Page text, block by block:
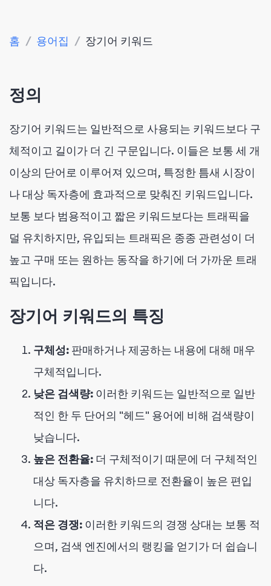
홈 / 용어집 / 장기어 키워드
정의
장기어 키워드는 일반적으로 사용되는 키워드보다 구
체적이고 길이가 더 긴 구문입니다. 이들은 보통 세 개
이상의 단어로 이루어져 있으며, 특정한 틈새 시장이
나 대상 독자층에 효과적으로 맞춰진 키워드입니다.
보통 보다 범용적이고 짧은 키워드보다는 트래픽을
덜 유치하지만, 유입되는 트래픽은 종종 관련성이 더
높고 구매 또는 원하는 동작을 하기에 더 가까운 트래
픽입니다.
장기어 키워드의 특징
구체성: 판매하거나 제공하는 내용에 대해 매우
구체적입니다.
낮은 검색량: 이러한 키워드는 일반적으로 일반
적인 한 두 단어의 "헤드" 용어에 비해 검색량이
낮습니다.
높은 전환율: 더 구체적이기 때문에 더 구체적인
대상 독자층을 유치하므로 전환율이 높은 편입
니다.
적은 경쟁: 이러한 키워드의 경쟁 상대는 보통 적
으며, 검색 엔진에서의 랭킹을 얻기가 더 쉽습니
다.